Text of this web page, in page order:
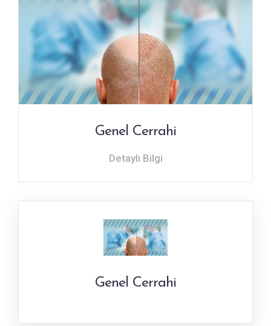
Genel Cerrahi
Detaylı Bilgi
Genel Cerrahi